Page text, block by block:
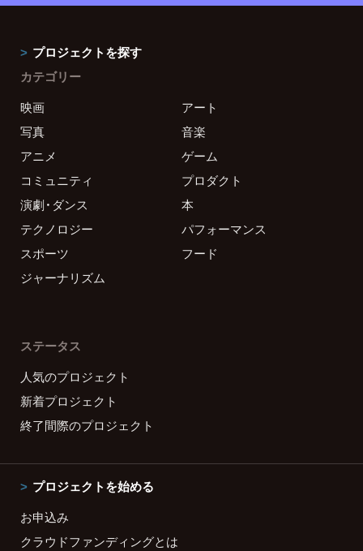
プロジェクトを探す
カテゴリー
映画
アート
写真
音楽
アニメ
ゲーム
コミュニティ
プロダクト
演劇・ダンス
本
テクノロジー
パフォーマンス
スポーツ
フード
ジャーナリズム
ステータス
人気のプロジェクト
新着プロジェクト
終了間際のプロジェクト
プロジェクトを始める
お申込み
クラウドファンディングとは